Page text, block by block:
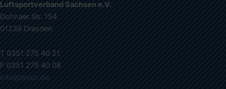
Luftsportverband Sachsen e.V.
Dohnaer Str. 154
01239 Dresden
T 0351 275 40 21
F 0351 275 40 08
info@lsvsn.de